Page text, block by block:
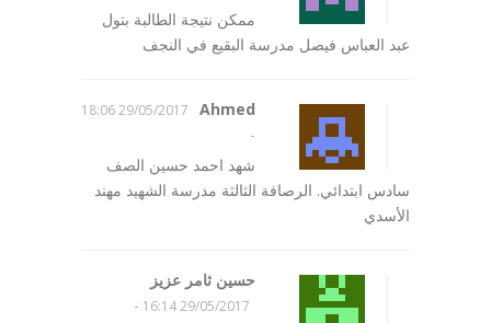
ممكن نتيجة الطالبة بتول
عبد العباس فيصل مدرسة البقيع في النجف
Ahmed
29/05/2017 18:06
-
شهد احمد حسين الصف
سادس ابتدائي. الرصافة الثالثة مدرسة الشهيد مهند
الأسدي
حسين ثامر عزيز
29/05/2017 16:14
-